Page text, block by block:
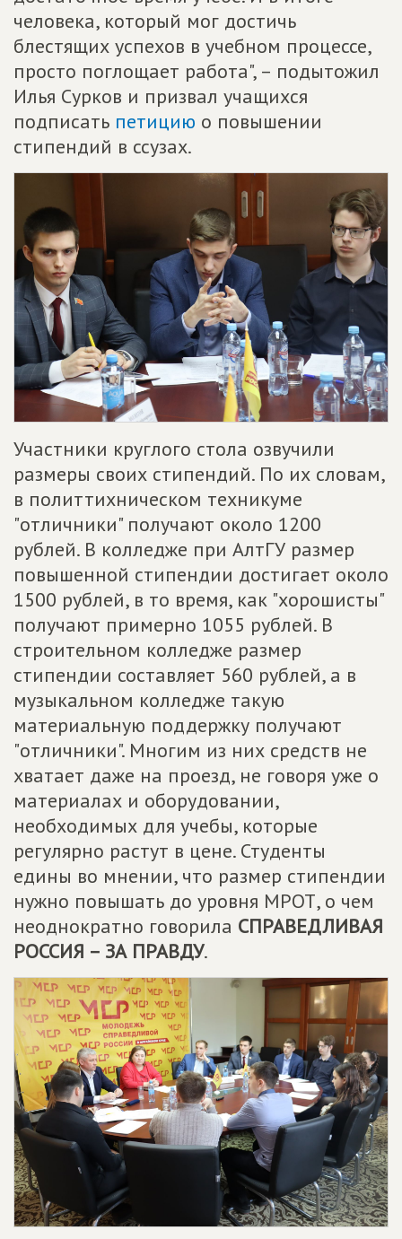
человека, который мог достичь
блестящих успехов в учебном процессе,
просто поглощает работа", – подытожил
Илья Сурков и призвал учащихся
подписать петицию о повышении
стипендий в ссузах.
Участники круглого стола озвучили
размеры своих стипендий. По их словам,
в политтихническом техникуме
"отличники" получают около 1200
рублей. В колледже при АлтГУ размер
повышенной стипендии достигает около
1500 рублей, в то время, как "хорошисты"
получают примерно 1055 рублей. В
строительном колледже размер
стипендии составляет 560 рублей, а в
музыкальном колледже такую
материальную поддержку получают
"отличники". Многим из них средств не
хватает даже на проезд, не говоря уже о
материалах и оборудовании,
необходимых для учебы, которые
регулярно растут в цене. Студенты
едины во мнении, что размер стипендии
нужно повышать до уровня МРОТ, о чем
неоднократно говорила СПРАВЕДЛИВАЯ
РОССИЯ – ЗА ПРАВДУ.